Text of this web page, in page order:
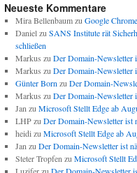
Neueste Kommentare
Mira Bellenbaumzu Google
Danielzu SANS Institute rät
schließen
Markus zu Der Domain-Newsletter
Markus zu Der Domain-Newsletter
Günter Born zu Der Domain-
Markus zu Der Domain-Newsletter
Jan zu Microsoft Stellt Edge ab
LHPzu Der Domain-Newsletter ist
heidi zu Microsoft Stellt Edge ab
Jan zu Der Domain-Newsletter ist
Steter Tropfen zu Microsoft Stellt